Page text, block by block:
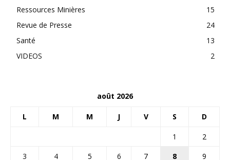
Ressources Minières
15
Revue de Presse
24
Santé
13
VIDEOS
2
août 2026
L M M J V S D
1
2
3
4 5 6 7 8
9